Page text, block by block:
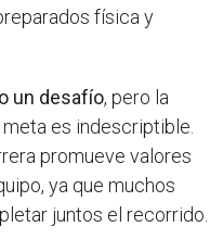
física y
un desafío, pero la
es indescriptible.
promueve valores
ya que muchos
juntos el recorrido.